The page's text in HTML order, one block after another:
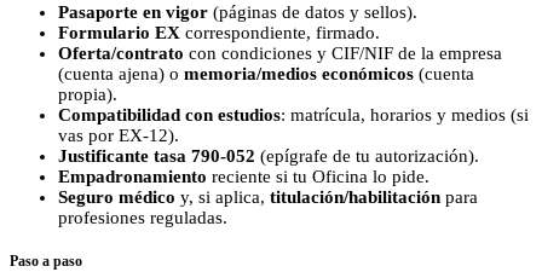
Pasaporte en vigor (páginas de datos y sellos).
Formulario EX correspondiente, firmado.
Oferta/contrato con condiciones y CIF/NIF de la empresa
(cuenta ajena) o memoria/medios económicos (cuenta
propia).
Compatibilidad con estudios: matrícula, horarios y medios (si
vas por EX-12).
Justificante tasa 790-052 (epígrafe de tu autorización).
Empadronamiento reciente si tu Oficina lo pide.
Seguro médico y, si aplica, titulación/habilitación para
profesiones reguladas.
Paso a paso